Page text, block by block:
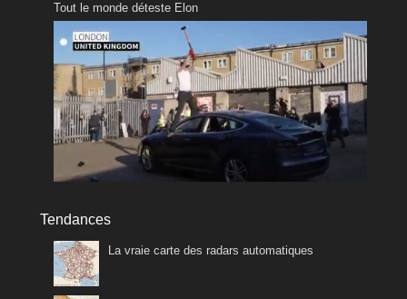
Tout le monde déteste Elon
Tendances
La vraie carte des radars automatiques